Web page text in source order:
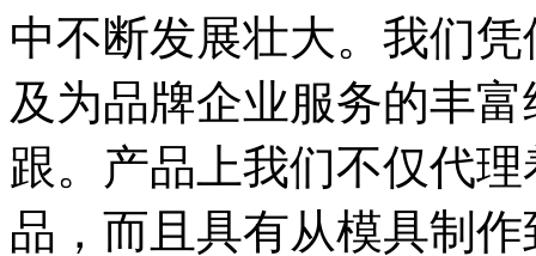
中不断发展壮大。我们
及为品牌企业服务的丰
跟。产品上我们不仅代
品，而且具有从模具制